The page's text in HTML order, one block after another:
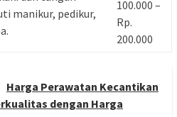
manikur, pedikur,
100.000 –
Rp.
200.000
Harga Perawatan Kecantikan
dengan Harga